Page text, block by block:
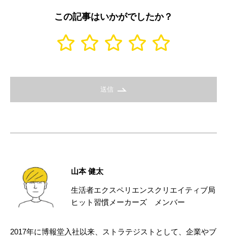
この記事はいかがでしたか？
送信
山本 健太
生活者エクスペリエンスクリエイティブ局
ヒット習慣メーカーズ メンバー
2017年に博報堂入社以来、ストラテジストとして、企業やブ